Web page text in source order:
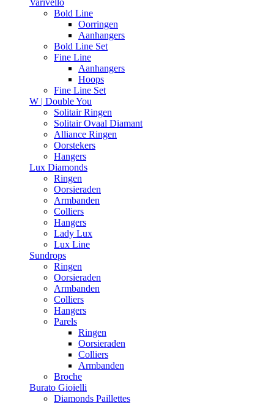
Varivello
Bold Line
Oorringen
Aanhangers
Bold Line Set
Fine Line
Aanhangers
Hoops
Fine Line Set
W | Double You
Solitair Ringen
Solitair Ovaal Diamant
Alliance Ringen
Oorstekers
Hangers
Lux Diamonds
Ringen
Oorsieraden
Armbanden
Colliers
Hangers
Lady Lux
Lux Line
Sundrops
Ringen
Oorsieraden
Armbanden
Colliers
Hangers
Parels
Ringen
Oorsieraden
Colliers
Armbanden
Broche
Burato Gioielli
Diamonds Paillettes